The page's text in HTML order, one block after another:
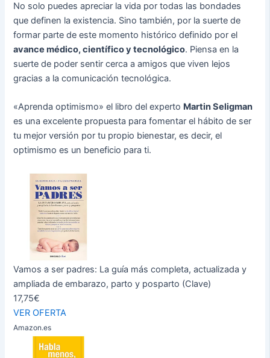
No solo puedes apreciar la vida por todas las bondades
que definen la existencia. Sino también, por la suerte de
formar parte de este momento histórico definido por el
avance médico, científico y tecnológico. Piensa en la
suerte de poder sentir cerca a amigos que viven lejos
gracias a la comunicación tecnológica.
«Aprenda optimismo» el libro del experto Martin Seligman
es una excelente propuesta para fomentar el hábito de ser
tu mejor versión por tu propio bienestar, es decir, el
optimismo es un beneficio para ti.
Vamos a ser padres: La guía más completa, actualizada y
ampliada de embarazo, parto y posparto (Clave)
17,75€
VER OFERTA
Amazon.es